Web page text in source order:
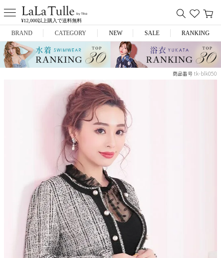
¥12,000以上購入で送料無料
BRAND
Anella
ANGEL R
PURESS
CATEGORY
ミニドレス
ランジェリー
コスプレ
NEW SALE RANKING
商品番号 tk-blk050